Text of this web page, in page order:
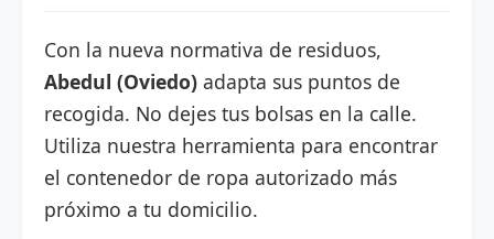
Con la nueva normativa de residuos,
Abedul (Oviedo) adapta sus puntos de
recogida. No dejes tus bolsas en la calle.
Utiliza nuestra herramienta para encontrar
el contenedor de ropa autorizado más
próximo a tu domicilio.